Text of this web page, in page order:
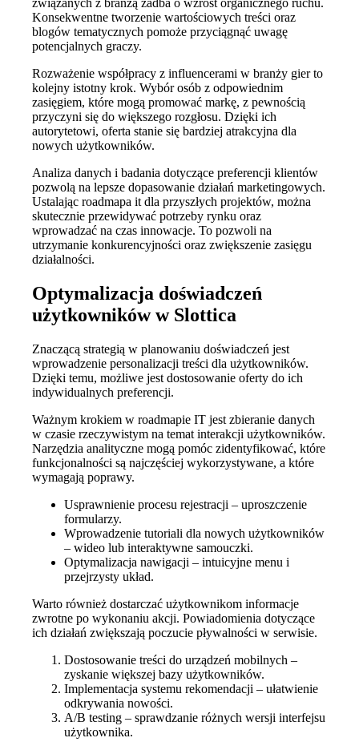
związanych z branżą zadba o wzrost organicznego ruchu.
Konsekwentne tworzenie wartościowych treści oraz
blogów tematycznych pomoże przyciągnąć uwagę
potencjalnych graczy.
Rozważenie współpracy z influencerami w branży gier to
kolejny istotny krok. Wybór osób z odpowiednim
zasięgiem, które mogą promować markę, z pewnością
przyczyni się do większego rozgłosu. Dzięki ich
autorytetowi, oferta stanie się bardziej atrakcyjna dla
nowych użytkowników.
Analiza danych i badania dotyczące preferencji klientów
pozwolą na lepsze dopasowanie działań marketingowych.
Ustalając roadmapa it dla przyszłych projektów, można
skutecznie przewidywać potrzeby rynku oraz
wprowadzać na czas innowacje. To pozwoli na
utrzymanie konkurencyjności oraz zwiększenie zasięgu
działalności.
Optymalizacja doświadczeń
użytkowników w Slottica
Znaczącą strategią w planowaniu doświadczeń jest
wprowadzenie personalizacji treści dla użytkowników.
Dzięki temu, możliwe jest dostosowanie oferty do ich
indywidualnych preferencji.
Ważnym krokiem w roadmapie IT jest zbieranie danych
w czasie rzeczywistym na temat interakcji użytkowników.
Narzędzia analityczne mogą pomóc zidentyfikować, które
funkcjonalności są najczęściej wykorzystywane, a które
wymagają poprawy.
Usprawnienie procesu rejestracji – uproszczenie
formularzy.
Wprowadzenie tutoriali dla nowych użytkowników
– wideo lub interaktywne samouczki.
Optymalizacja nawigacji – intuicyjne menu i
przejrzysty układ.
Warto również dostarczać użytkownikom informacje
zwrotne po wykonaniu akcji. Powiadomienia dotyczące
ich działań zwiększają poczucie pływalności w serwisie.
Dostosowanie treści do urządzeń mobilnych –
zyskanie większej bazy użytkowników.
Implementacja systemu rekomendacji – ułatwienie
odkrywania nowości.
A/B testing – sprawdzanie różnych wersji interfejsu
użytkownika.